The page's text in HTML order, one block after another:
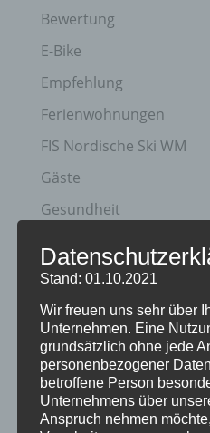
Bewertung
E-Bike
Empfehlung
Ferienwohnungen
FIS Nordische Ski WM
Gäste
Gesundheit
Info
Oberstdorf
Stellenangebot
Traveller Review Award
Urlaub
Stand: 01.10.2021
Wir freuen uns sehr über
Unternehmen. Eine
grundsätzlich ohne jede
personenbezogener
betroffene Person
Unternehmens über
Anspruch nehmen